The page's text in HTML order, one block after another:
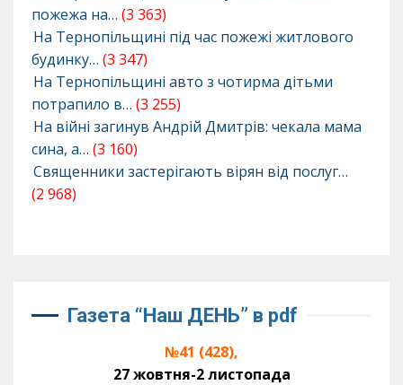
пожежа на… (3 363)
На Тернопільщині під час пожежі житлового
будинку… (3 347)
На Тернопільщині авто з чотирма дітьми
потрапило в… (3 255)
На війні загинув Андрій Дмитрів: чекала мама
сина, а… (3 160)
Священники застерігають вірян від послуг…
(2 968)
Газета “Наш ДЕНЬ” в pdf
№41 (428),
27 жовтня-2 листопада